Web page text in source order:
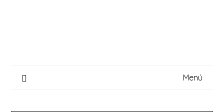
Menú